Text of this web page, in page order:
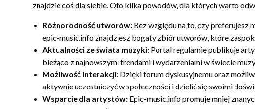
znajdzie coś dla siebie. Oto kilka powodów, dla których warto
Różnorodność utworów: Bez względu na to, czy preferujesz
epic-music.info znajdziesz bogaty zbiór utworów, które
Aktualności ze świata muzyki: Portal regularnie publikuje
bieżąco z najnowszymi trendami i wydarzeniami w świecie
Możliwość interakcji: Dzięki forum dyskusyjnemu oraz
aktywnie uczestniczyć w społeczności i dzielić się swoimi
Wsparcie dla artystów: Epic-music.info promuje mniej